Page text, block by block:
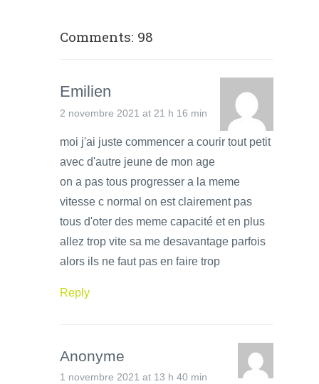
Comments: 98
Emilien
2 novembre 2021 at 21 h 16 min
moi j'ai juste commencer a courir tout petit
avec d'autre jeune de mon age
on a pas tous progresser a la meme
vitesse c normal on est clairement pas
tous d'oter des meme capacité et en plus
allez trop vite sa me desavantage parfois
alors ils ne faut pas en faire trop
Reply
Anonyme
1 novembre 2021 at 13 h 40 min